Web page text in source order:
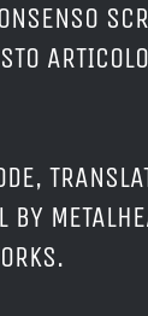
BY